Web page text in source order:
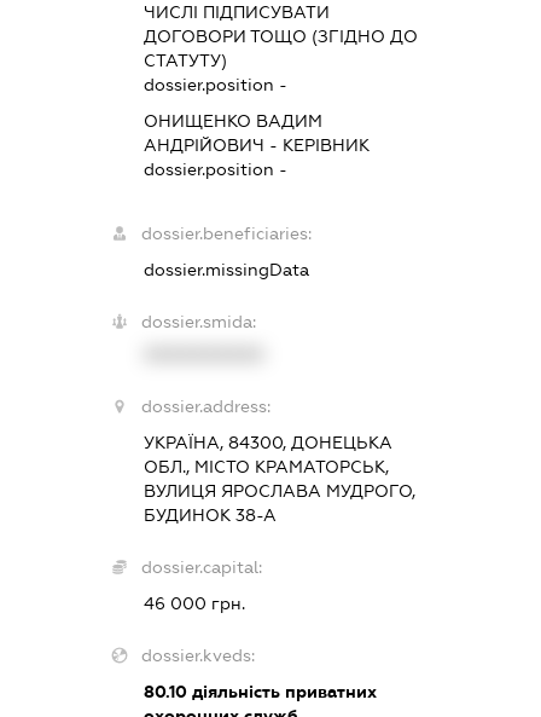
ЧИСЛІ ПІДПИСУВАТИ
ДОГОВОРИ ТОЩО (ЗГІДНО ДО
СТАТУТУ)
dossier.position -
ОНИЩЕНКО ВАДИМ
АНДРІЙОВИЧ - КЕРІВНИК
dossier.position -
dossier.beneficiaries:
dossier.missingData
dossier.smida:
dossier.address:
УКРАЇНА, 84300, ДОНЕЦЬКА
ОБЛ., МІСТО КРАМАТОРСЬК,
ВУЛИЦЯ ЯРОСЛАВА МУДРОГО,
БУДИНОК 38-А
dossier.capital:
46 000 грн.
dossier.kveds:
80.10діяльність приватних